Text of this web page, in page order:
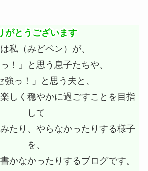
がとうございます
私（みどペン）が、
っ！」と思う息子たちや、
強っ！」と思う夫と、
しく穏やかに過ごすことを目指
して
たり、やらなかったりする様子
を、
かなかったりするブログです。